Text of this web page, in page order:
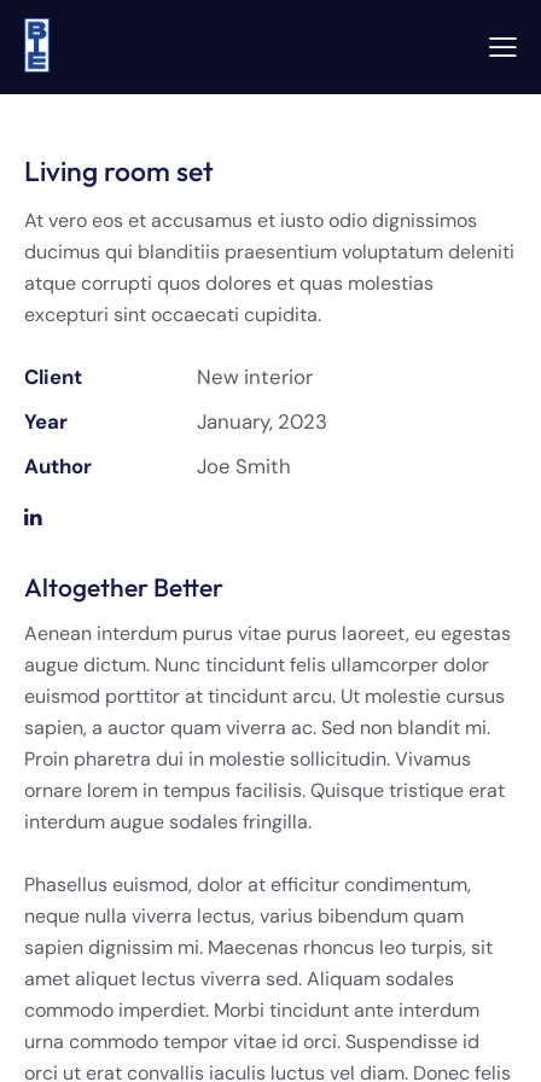
Living room set
At vero eos et accusamus et iusto odio dignissimos
ducimus qui blanditiis praesentium voluptatum deleniti
atque corrupti quos dolores et quas molestias
excepturi sint occaecati cupidita.
Client
New interior
Year
January, 2023
Author
Joe Smith
Altogether Better
Aenean interdum purus vitae purus laoreet, eu egestas
augue dictum. Nunc tincidunt felis ullamcorper dolor
euismod porttitor at tincidunt arcu. Ut molestie cursus
sapien, a auctor quam viverra ac. Sed non blandit mi.
Proin pharetra dui in molestie sollicitudin. Vivamus
ornare lorem in tempus facilisis. Quisque tristique erat
interdum augue sodales fringilla.
Phasellus euismod, dolor at efficitur condimentum,
neque nulla viverra lectus, varius bibendum quam
sapien dignissim mi. Maecenas rhoncus leo turpis, sit
amet aliquet lectus viverra sed. Aliquam sodales
commodo imperdiet. Morbi tincidunt ante interdum
urna commodo tempor vitae id orci. Suspendisse id
orci ut erat convallis iaculis luctus vel diam. Donec felis